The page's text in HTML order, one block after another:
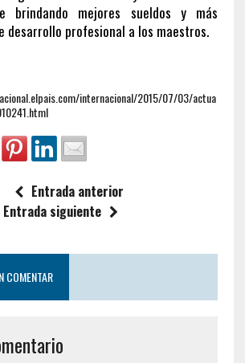
brindando mejores sueldos y más
desarrollo profesional a los maestros.
internacional/2015/07/03/actua
Entrada anterior
Entrada siguiente
COMENTAR